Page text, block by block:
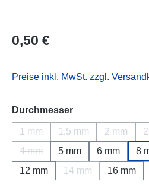
Regulärer Preis:
0,50 €
Preise inkl. MwSt. zzgl.
Durchmesserauswählen
1 mm
(Diese Option ist zurzeit nicht
1,5 mm
(Diese Option ist
2 mm
(Diese
4 mm
(Diese Option ist zurzeit nicht
5 mm 6 mm 8
12 mm
14 mm
(Diese Option ist
16 mm